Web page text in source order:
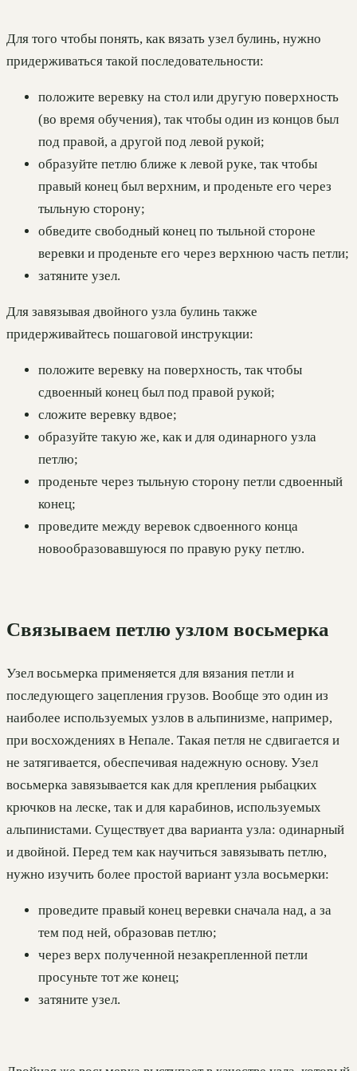
Для того чтобы понять, как вязать узел булинь, нужно
придерживаться такой последовательности:
положите веревку на стол или другую поверхность
(во время обучения), так чтобы один из концов был
под правой, а другой под левой рукой;
образуйте петлю ближе к левой руке, так чтобы
правый конец был верхним, и проденьте его через
тыльную сторону;
обведите свободный конец по тыльной стороне
веревки и проденьте его через верхнюю часть петли;
затяните узел.
Для завязывая двойного узла булинь также
придерживайтесь пошаговой инструкции:
положите веревку на поверхность, так чтобы
сдвоенный конец был под правой рукой;
сложите веревку вдвое;
образуйте такую же, как и для одинарного узла
петлю;
проденьте через тыльную сторону петли сдвоенный
конец;
проведите между веревок сдвоенного конца
новообразовавшуюся по правую руку петлю.
Связываем петлю узлом восьмерка
Узел восьмерка применяется для вязания петли и
последующего зацепления грузов. Вообще это один из
наиболее используемых узлов в альпинизме, например,
при восхождениях в Непале. Такая петля не сдвигается и
не затягивается, обеспечивая надежную основу. Узел
восьмерка завязывается как для крепления рыбацких
крючков на леске, так и для карабинов, используемых
альпинистами. Существует два варианта узла: одинарный
и двойной. Перед тем как научиться завязывать петлю,
нужно изучить более простой вариант узла восьмерки:
проведите правый конец веревки сначала над, а за
тем под ней, образовав петлю;
через верх полученной незакрепленной петли
просуньте тот же конец;
затяните узел.